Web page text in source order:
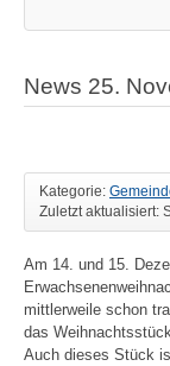
News 25.
Kategorie:
Zuletzt aktualisiert:
Am 14. und 15.
mittlerweile schon
das
Auch dieses Stück